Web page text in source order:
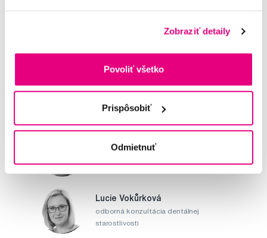
Zobraziť detaily
Povoliť všetko
Prispôsobiť
Odmietnuť
Potřebujete poradit?
Napište našim odborníkům
MUDr. Alena Krugová
starostlivosti
Lucie Vokůrková
odborná konzultácia dentálnej
starostlivosti